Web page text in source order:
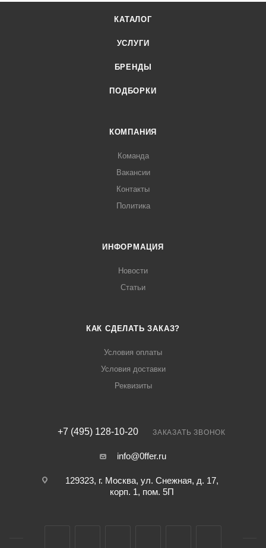
КАТАЛОГ
УСЛУГИ
БРЕНДЫ
ПОДБОРКИ
КОМПАНИЯ
Команда
Вакансии
Контакты
Политика
ИНФОРМАЦИЯ
Новости
Статьи
КАК СДЕЛАТЬ ЗАКАЗ?
Условия оплаты
Условия доставки
Реквизиты
+7 (495) 128-10-20 ЗАКАЗАТЬ ЗВОНОК
info@0ffer.ru
129323, г. Москва, ул. Снежная, д. 17,
корп. 1, пом. 5П